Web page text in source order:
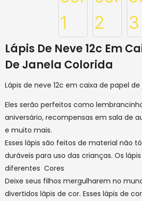
Lápis De Neve 12c Em
De Janela Colorida
Lápis de neve 12c em caixa de papel
Eles serão perfeitos como
aniversário, recompensas em sala de
e muito mais.
Esses lápis são feitos de material não
duráveis ​​para uso das crianças. Os
diferentes Cores
Deixe seus filhos mergulharem no
divertidos lápis de cor. Esses lápis de